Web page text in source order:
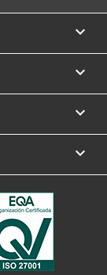



keyboard_arrow_down